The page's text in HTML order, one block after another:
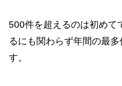
500件を超えるのは初めて
るにも関わらず年間の最
す。